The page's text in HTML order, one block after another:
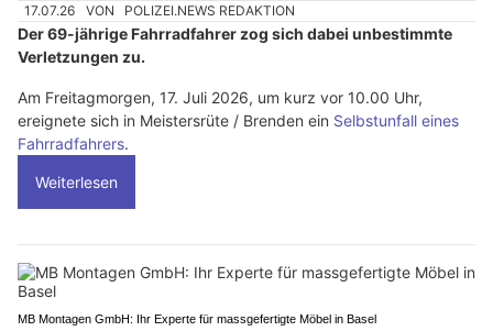
17.07.26 VON POLIZEI.NEWS REDAKTION
Der 69-jährige Fahrradfahrer zog sich dabei unbestimmte
Verletzungen zu.
Am Freitagmorgen, 17. Juli 2026, um kurz vor 10.00 Uhr,
ereignete sich in Meistersrüte / Brenden ein Selbstunfall eines
Fahrradfahrers.
Weiterlesen
MB Montagen GmbH: Ihr Experte für massgefertigte Möbel in Basel